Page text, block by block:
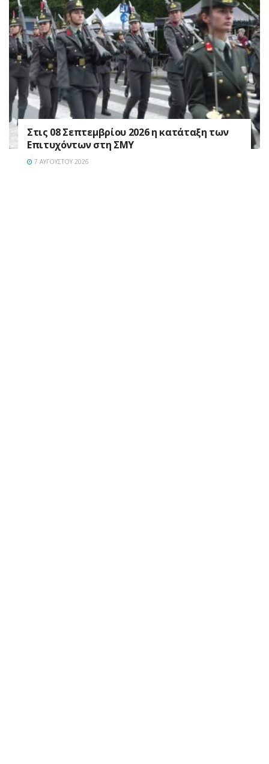
Στις 08 Σεπτεμβρίου 2026 η κατάταξη των
Επιτυχόντων στη ΣΜΥ
7 ΑΥΓΟΎΣΤΟΥ 2026